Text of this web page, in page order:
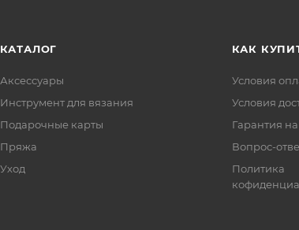
КАТАЛОГ
Аксессуары
Инструмент для вязания
Подарочные карты
Пряжа
Уход
КАК
Условия
Условия
Гарантия
Вопрос-
Политика